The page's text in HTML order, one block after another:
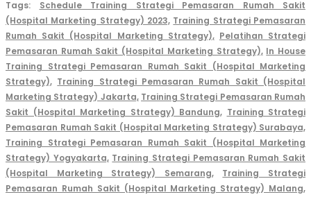
Tags: Schedule Training Strategi Pemasaran Rumah Sakit
(Hospital Marketing Strategy) 2023, Training Strategi Pemasaran
Rumah Sakit (Hospital Marketing Strategy), Pelatihan Strategi
Pemasaran Rumah Sakit (Hospital Marketing Strategy), In House
Training Strategi Pemasaran Rumah Sakit (Hospital Marketing
Strategy), Training Strategi Pemasaran Rumah Sakit (Hospital
Marketing Strategy) Jakarta, Training Strategi Pemasaran Rumah
Sakit (Hospital Marketing Strategy) Bandung, Training Strategi
Pemasaran Rumah Sakit (Hospital Marketing Strategy) Surabaya,
Training Strategi Pemasaran Rumah Sakit (Hospital Marketing
Strategy) Yogyakarta, Training Strategi Pemasaran Rumah Sakit
(Hospital Marketing Strategy) Semarang,
Training Strategi
Pemasaran Rumah Sakit (Hospital Marketing Strategy) Malang,